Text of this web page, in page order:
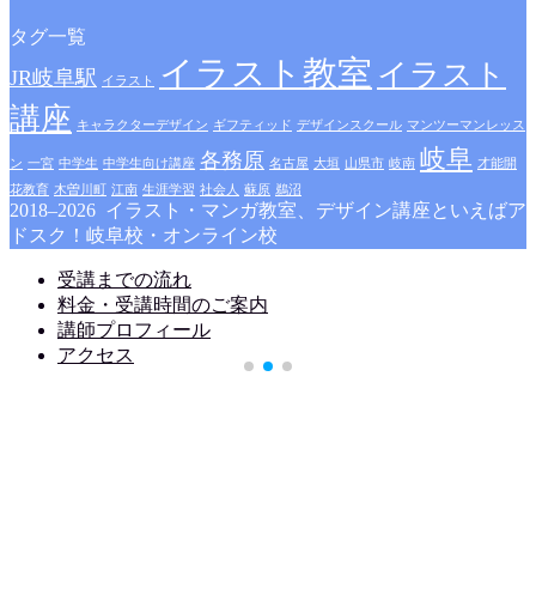
タグ一覧
JR岐阜駅 イラスト イラスト教室 イラスト
講座 キャラクターデザイン ギフティッド デザインスクール マンツーマンレッス
ン 一宮 中学生 中学生向け講座 各務原 名古屋 大垣 山県市 岐南 岐阜 才能開
花教育 木曽川町 江南 生涯学習 社会人 蘇原 鵜沼
2018–2026 イラスト・マンガ教室、デザイン講座といえばア
ドスク！岐阜校・オンライン校
受講までの流れ
料金・受講時間のご案内
講師プロフィール
アクセス